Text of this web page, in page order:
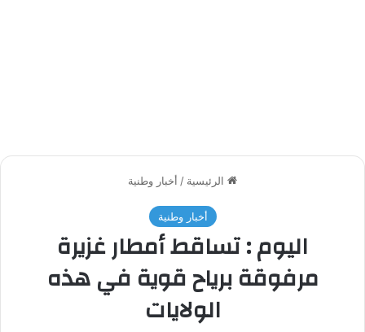
الرئيسية / أخبار وطنية
أخبار وطنية
اليوم : تساقط أمطار غزيرة
مرفوقة برياح قوية في هذه
الولايات